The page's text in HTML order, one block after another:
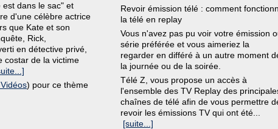
est dans le sac" et
d'une célèbre actrice
que Kate et son
Rick,
en détective privé,
costar de la victime
) pour ce thème
Revoir émission télé : comment
la télé en replay
Vous n'avez pas pu voir votre émission
série préférée et vous aimeriez la
regarder en différé à un autre moment
la journée ou de la soirée.
Télé Z, vous propose un accès à
l'ensemble des TV Replay des
chaînes de télé afin de vous permettre
revoir les émissions TV qui ont été...
[suite...]